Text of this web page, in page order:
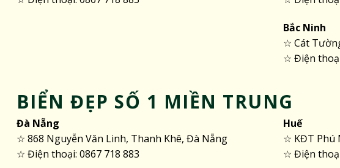
Bắc Ninh
☆ Cát
☆ Điện
BIỂN ĐẸP SỐ 1 MIỀN TRUNG
Đà Nẵng
☆ 868 Nguyễn Văn Linh, Thanh Khê, Đà Nẵng
☆ Điện thoại: 0867 718 883
Huế
☆ KĐT Phú
☆ Điện